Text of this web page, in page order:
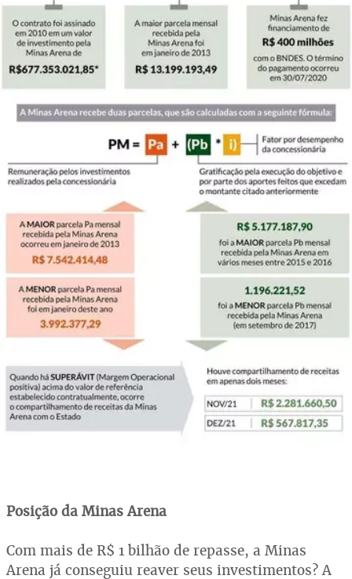
Posição da Minas Arena
Com mais de R$ 1 bilhão de repasse, a Minas
Arena já conseguiu reaver seus investimentos? A